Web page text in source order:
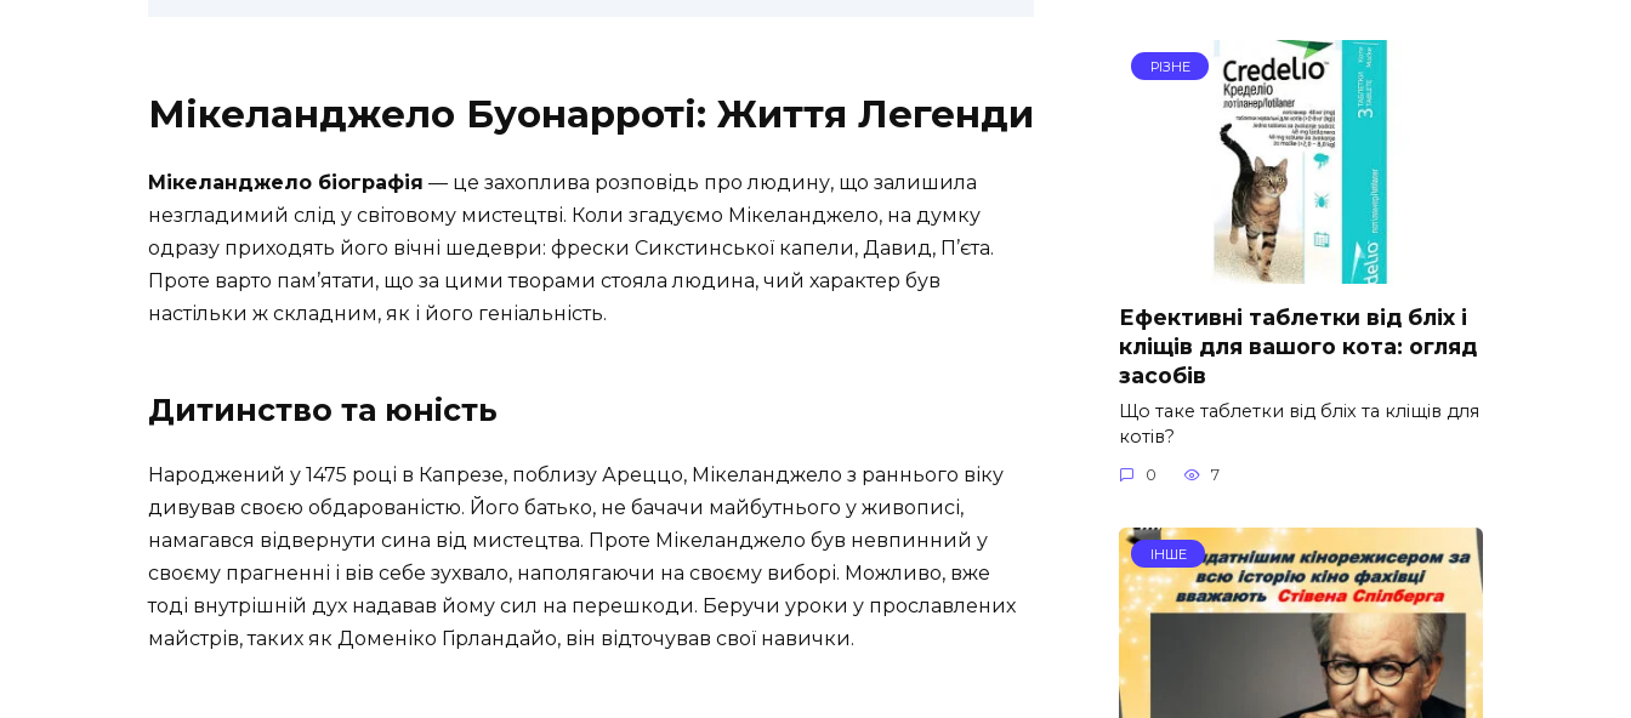
Мікеланджело Буонарроті: Життя Легенди
Мікеланджело біографія — це захоплива розповідь про людину, що залишила
незгладимий слід у світовому мистецтві. Коли згадуємо Мікеланджело, на думку
одразу приходять його вічні шедеври: фрески Сикстинської капели, Давид, П’єта.
Проте варто пам’ятати, що за цими творами стояла людина, чий характер був
настільки ж складним, як і його геніальність.
Дитинство та юність
Народжений у 1475 році в Капрезе, поблизу Ареццо, Мікеланджело з раннього віку
дивував своєю обдарованістю. Його батько, не бачачи майбутнього у живописі,
намагався відвернути сина від мистецтва. Проте Мікеланджело був невпинний у
своєму прагненні і вів себе зухвало, наполягаючи на своєму виборі. Можливо, вже
тоді внутрішній дух надавав йому сил на перешкоди. Беручи уроки у прославлених
майстрів, таких як Доменіко Гірландайо, він відточував свої навички.
РІЗНЕ
Ефективні таблетки від бліх і
кліщів для вашого кота: огляд
засобів
Що таке таблетки від бліх та кліщів для
котів?
0 7
ІНШЕ